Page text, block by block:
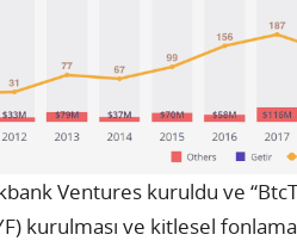
Ventures kuruldu ve
kurulması ve kitlesel